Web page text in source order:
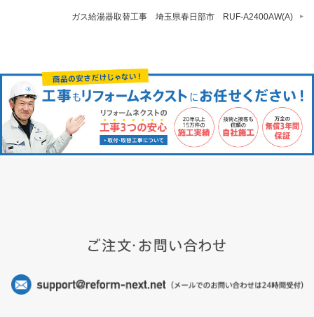
ガス給湯器取替工事 埼玉県春日部市 RUF-A2400AW(A)